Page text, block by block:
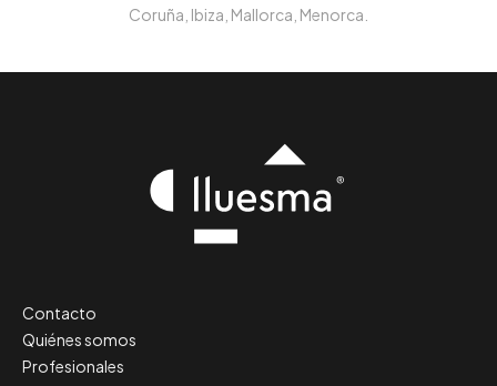
Coruña, Ibiza, Mallorca, Menorca.
Contacto
Quiénes somos
Profesionales